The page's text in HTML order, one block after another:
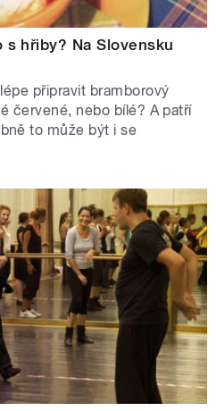
hřiby? Na Slovensku
připravit bramborový
červené, nebo bílé? A patří
to může být i se